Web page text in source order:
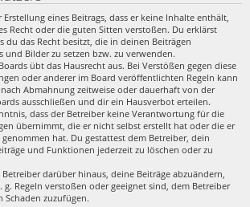
eines Beitrags, dass er keine Inhalte enthält,
Recht oder die guten Sitten verstoßen. Du erklärst
du das Recht besitzt, die in deinen Beiträgen
und Bilder zu setzen bzw. zu verwenden.
übt das Hausrecht aus. Bei Verstößen gegen diese
oder anderer im Board veröffentlichten Regeln kann
Abmahnung zeitweise oder dauerhaft von der
ausschließen und dir ein Hausverbot erteilen.
dass der Betreiber keine Verantwortung für die
übernimmt, die er nicht selbst erstellt hat oder die er
hat. Du gestattest dem Betreiber, dein
und Funktionen jederzeit zu löschen oder zu
darüber hinaus, deine Beiträge abzuändern,
g. Regeln verstoßen oder geeignet sind, dem Betreiber
zuzufügen.